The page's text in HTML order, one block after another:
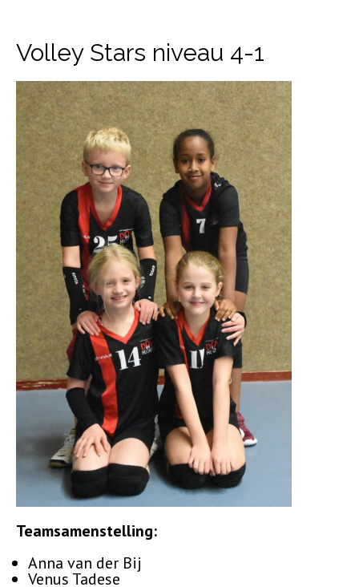
Volley Stars niveau 4-1
Teamsamenstelling:
Anna van der Bij
Venus Tadese